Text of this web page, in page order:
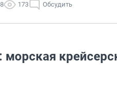
173 Обсудить